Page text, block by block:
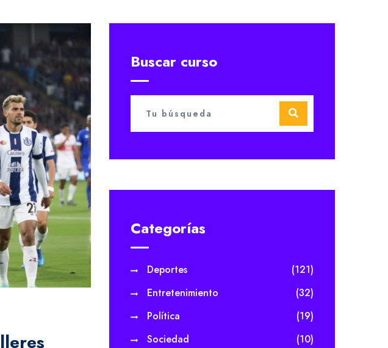
Buscar curso
Categorías
Deportes
(121)
Entretenimiento
(32)
Política
(19)
Sociedad
(10)